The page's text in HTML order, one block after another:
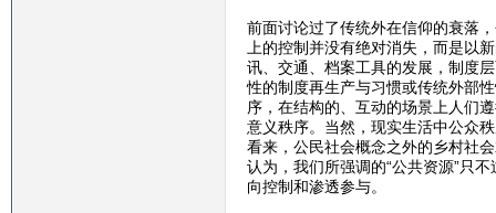
前面讨论过了传统外在信仰的衰落
上的控制并没有绝对消失，而是以
讯、交通、档案工具的发展，制度
性的制度再生产与习惯或传统外部
序，在结构的、互动的场景上人们
意义秩序。当然，现实生活中公众
看来，公民社会概念之外的乡村社
认为，我们所强调的“公共资源”只
向控制和渗透参与。